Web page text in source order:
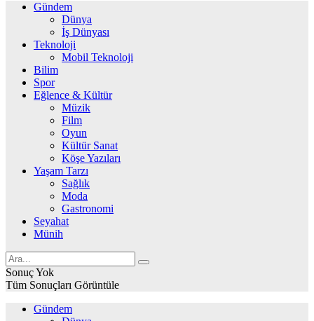
Gündem
Dünya
İş Dünyası
Teknoloji
Mobil Teknoloji
Bilim
Spor
Eğlence & Kültür
Müzik
Film
Oyun
Kültür Sanat
Köşe Yazıları
Yaşam Tarzı
Sağlık
Moda
Gastronomi
Seyahat
Münih
Sonuç Yok
Tüm Sonuçları Görüntüle
Gündem